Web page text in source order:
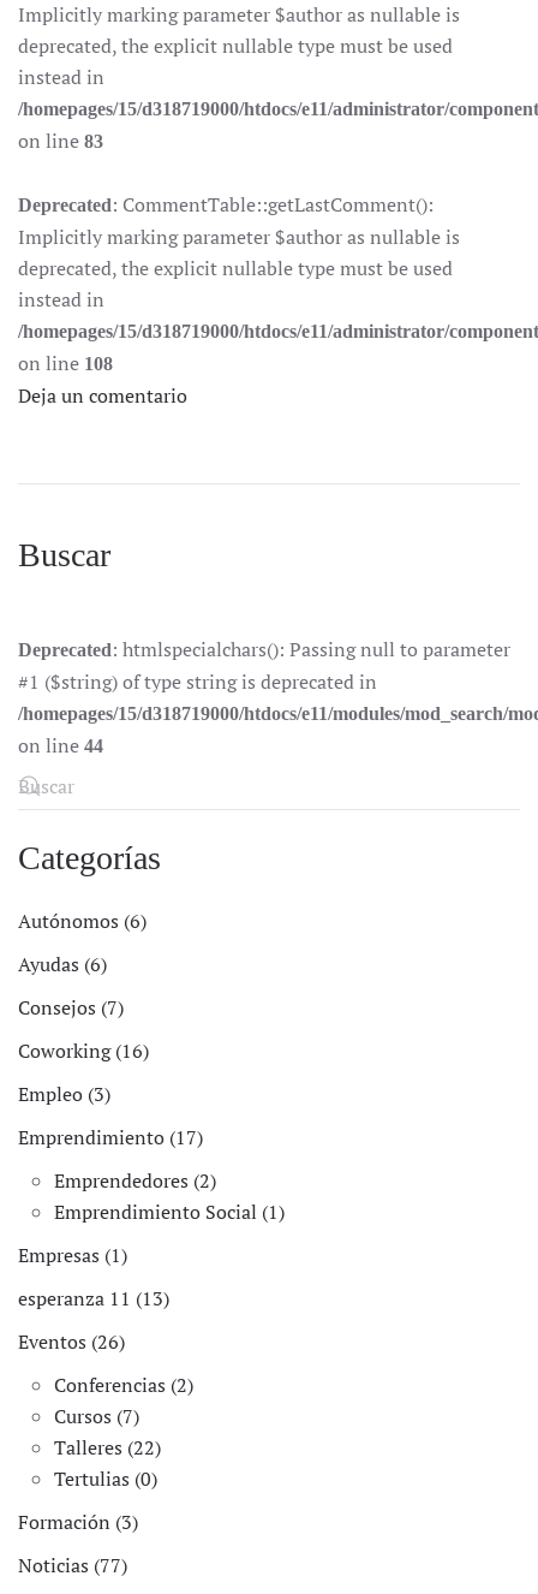
Implicitly marking parameter $author as nullable is
deprecated, the explicit nullable type must be used
instead in
/homepages/15/d318719000/htdocs/e11/administrator/
on line 83
Deprecated: CommentTable::getLastComment():
Implicitly marking parameter $author as nullable is
deprecated, the explicit nullable type must be used
instead in
/homepages/15/d318719000/htdocs/e11/administrator/
on line 108
Deja un comentario
Buscar
Deprecated: htmlspecialchars(): Passing null to parameter
#1 ($string) of type string is deprecated in
/homepages/15/d318719000/htdocs/e11/modules/mod_search/
on line 44
Categorías
Autónomos (6)
Ayudas (6)
Consejos (7)
Coworking (16)
Empleo (3)
Emprendimiento (17)
Emprendedores (2)
Emprendimiento Social (1)
Empresas (1)
esperanza 11 (13)
Eventos (26)
Conferencias (2)
Cursos (7)
Talleres (22)
Tertulias (0)
Formación (3)
Noticias (77)